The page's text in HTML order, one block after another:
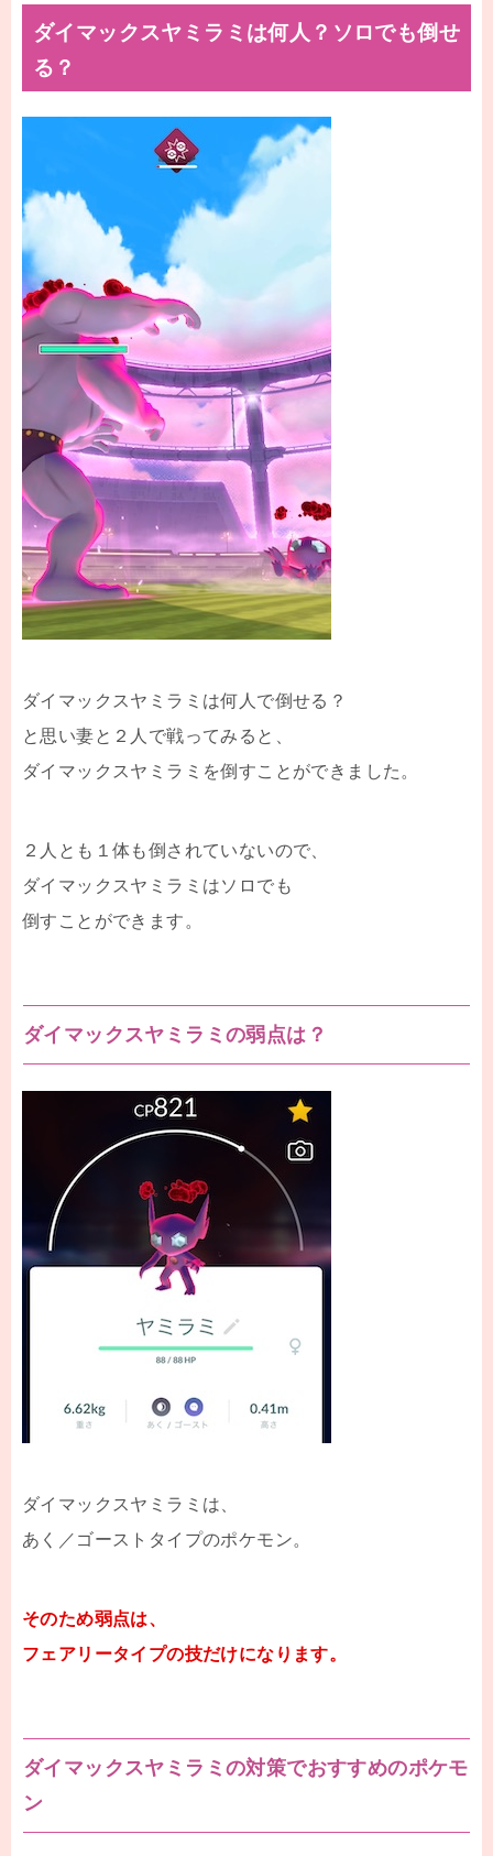
ダイマックスヤミラミは何人？ソロでも倒せ
る？
ダイマックスヤミラミは何人で倒せる？
と思い妻と２人で戦ってみると、
ダイマックスヤミラミを倒すことができました。
２人とも１体も倒されていないので、
ダイマックスヤミラミはソロでも
倒すことができます。
ダイマックスヤミラミの弱点は？
ダイマックスヤミラミは、
あく／ゴーストタイプのポケモン。
そのため弱点は、
フェアリータイプの技だけになります。
ダイマックスヤミラミの対策でおすすめのポケモ
ン